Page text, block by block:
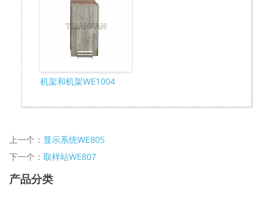
机架和机架WE1004
上一个： 显示系统WE805
下一个： 取样站WE807
产品分类